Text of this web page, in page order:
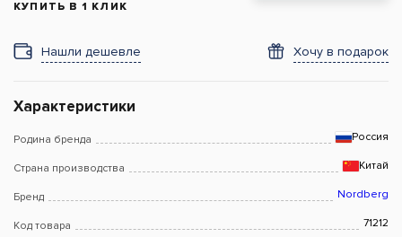
КУПИТЬ В 1 КЛИК
Нашли дешевле Хочу в подарок
Характеристики
Родина бренда Россия
Страна производства Китай
Бренд Nordberg
Код товара 71212